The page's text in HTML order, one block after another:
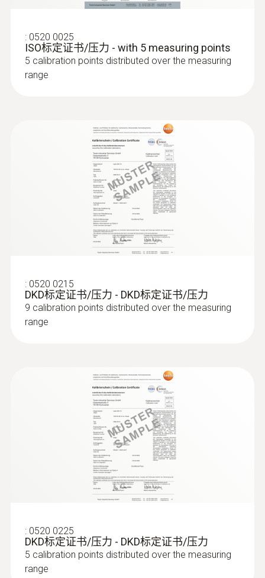
:0602 0646
柔性热电偶 - 带 TE 型 K 温度传感器
(PTFE)
:0602 1293
防水浸入式/刺入式温度探头(K型热电
偶)
數位式溫度探頭
舒適度測量
用于舒适度测量的单脚架
本？
您将获益于以下优势：
>> 转至产品
请注意，新版本只能与 testo 400 或 testo
:0602 0743
球形探头直径150mm - K型熱電偶，用
从而使人体感觉疲倦，无法集中精神，甚至生
病。因此，为了保证良好的室内空气质量，二
氧化碳浓度一般不应超过1000ppm。参考范围
为700~1500ppm。
内空气质量。此探头可以同时记录二氧化碳浓
度、大气压力、温度和相对湿度。
根据EN 14175标准测量实验室
通风柜风速
保客户能够在现场正确设置通风柜，提高使用
效率。
测量空气和表面温度
为了让人体感觉舒适，达到最佳状态，房间内
必须调节空调运行工况。除了建筑结构因素和
个体感觉，以下因素也会在很大程度上影响室
内空气的舒适度：室内空气温度以及墙壁、窗
户、底板和天花板的表面温度。
（订货号0636 9743）适合分析结露问题和霉
变的情况。
: 0520 0025
ISO标定证书/压力 - with 5 measuring points
5 calibration points distributed over the measuring
range
: 0520 0215
DKD标定证书/压力 - DKD标定证书/压力
9 calibration points distributed over the measuring
range
: 0520 0225
DKD标定证书/压力 - DKD标定证书/压力
5 calibration points distributed over the measuring
range